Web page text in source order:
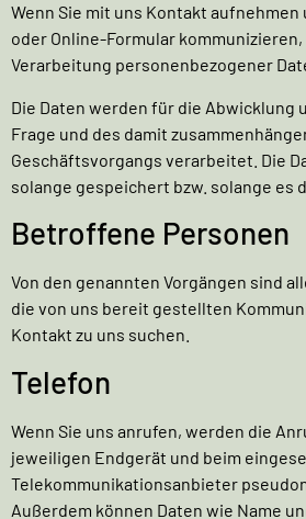
Wenn Sie mit uns Kontakt aufnehmen
oder Online-Formular kommunizieren,
Verarbeitung personenbezogener
Die Daten werden für die Abwicklung
Frage und des damit
Geschäftsvorgangs verarbeitet. Die
solange gespeichert bzw. solange es
Betroffene Personen
Von den genannten Vorgängen sind
die von uns bereit gestellten
Kontakt zu uns suchen.
Telefon
Wenn Sie uns anrufen, werden die
jeweiligen Endgerät und beim
Telekommunikationsanbieter
Außerdem können Daten wie Name